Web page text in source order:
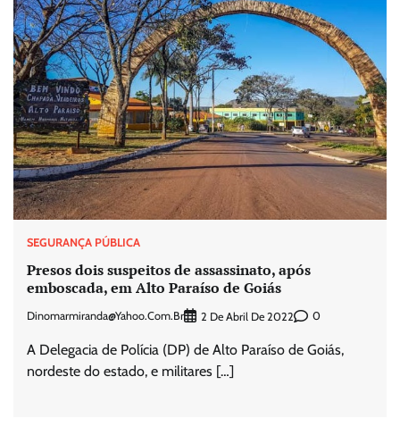
SEGURANÇA PÚBLICA
Presos dois suspeitos de assassinato, após
emboscada, em Alto Paraíso de Goiás
Dinomarmiranda@yahoo.com.br 2 De Abril De 2022 0
A Delegacia de Polícia (DP) de Alto Paraíso de Goiás,
nordeste do estado, e militares […]